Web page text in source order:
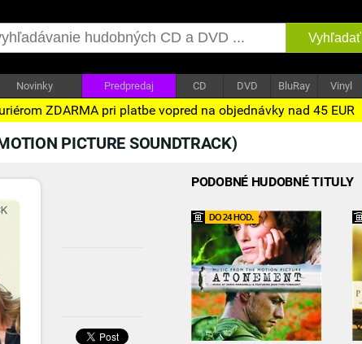
Vyhľadať
Novinky Predpredaj CD DVD BluRay Vinyl
ZDARMA pri platbe vopred na objednávky nad 45 EUR
PICTURE SOUNDTRACK)
PODOBNÉ HUDOBNÉ TITULY